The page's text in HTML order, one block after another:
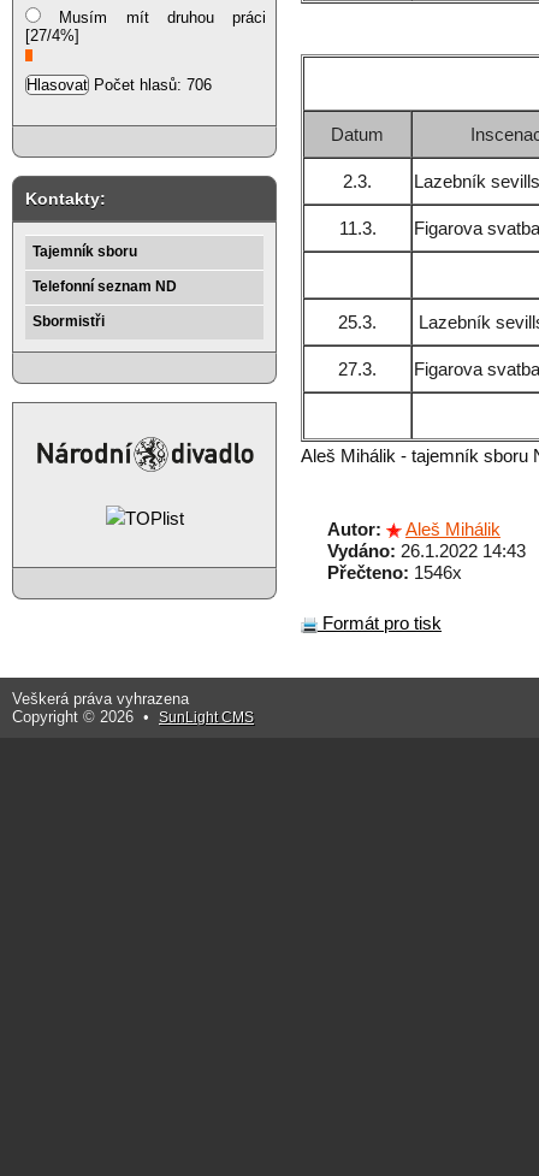
Musím mít druhou práci
[27/4%]
Počet hlasů: 706
Kontakty:
Tajemník sboru
Telefonní seznam ND
Sbormistři
Datum
2.3. Lazebník
11.3. Figarova svatba
25.3. Lazebník
27.3. Figarova svatba
Aleš Mihálik - tajemník sboru
Autor:
Aleš Mihálik
Vydáno: 26.1.2022 14:43
Přečteno: 1546x
Formát pro tisk
Veškerá práva vyhrazena
Copyright © 2026 • SunLight CMS